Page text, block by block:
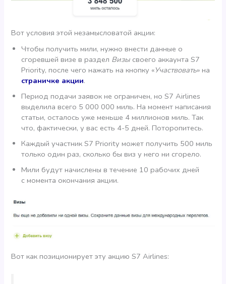
Вот условия этой незамысловатой акции:
Чтобы получить мили, нужно внести данные о
сгоревшей визе в раздел Визы своего аккаунта S7
Priority, после чего нажать на кнопку «Участвовать» на
страничке акции.
Период подачи заявок не ограничен, но S7 Airlines
выделила всего 5 000 000 миль. На момент написания
статьи, осталось уже меньше 4 миллионов миль. Так
что, фактически, у вас есть 4-5 дней. Поторопитесь.
Каждый участник S7 Priority может получить 500 миль
только один раз, сколько бы виз у него ни сгорело.
Мили будут начислены в течение 10 рабочих дней
с момента окончания акции.
Вот как позиционирует эту акцию S7 Airlines: